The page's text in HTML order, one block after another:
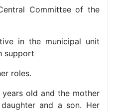
Central Committee of the
in the municipal unit
support
other roles.
63 years old and the mother
a daughter and a son. Her